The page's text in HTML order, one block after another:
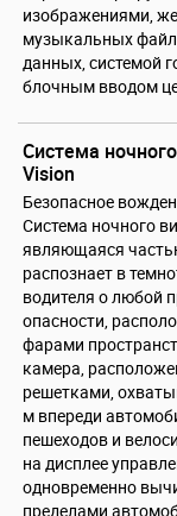
изображениями,
музыкальных
данных, системой
блочным вводом
Система
Vision
Безопасное
Система ночного
являющаяся
распознает в
водителя о любой
опасности,
фарами
камера,
решетками,
м впереди
пешеходов и
на дисплее
одновременно
пределами